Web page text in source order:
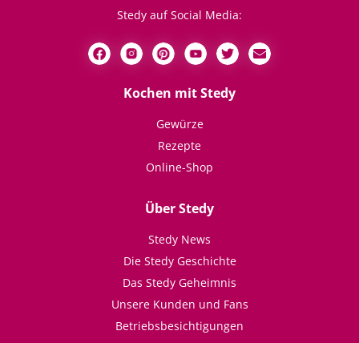
Stedy auf Social Media:
Kochen mit Stedy
Gewürze
Rezepte
Online-Shop
Über Stedy
Stedy News
Die Stedy Geschichte
Das Stedy Geheimnis
Unsere Kunden und Fans
Betriebsbesichtigungen